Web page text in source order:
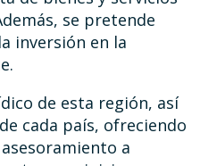
se pretende
inversión en la
de esta región, así
cada país, ofreciendo
a